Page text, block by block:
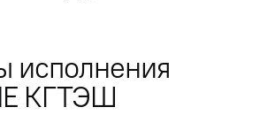
исполнения
КГТЭШ